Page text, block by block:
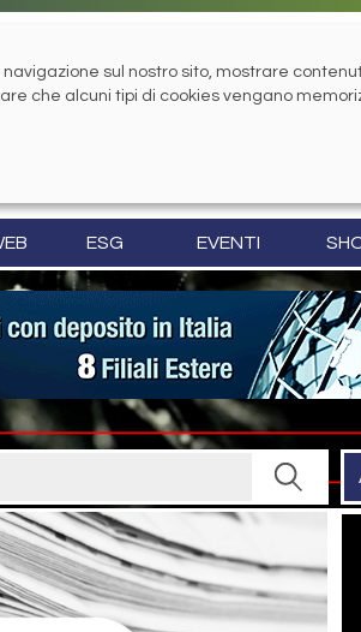
ESG EVENTI
sul nostro sito, mostrare
che alcuni tipi di cookies vengano